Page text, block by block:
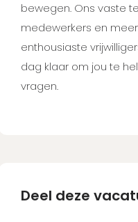
bewegen. Ons vaste
medewerkers en
enthousiaste
dag klaar om jou te
vragen.
Deel deze